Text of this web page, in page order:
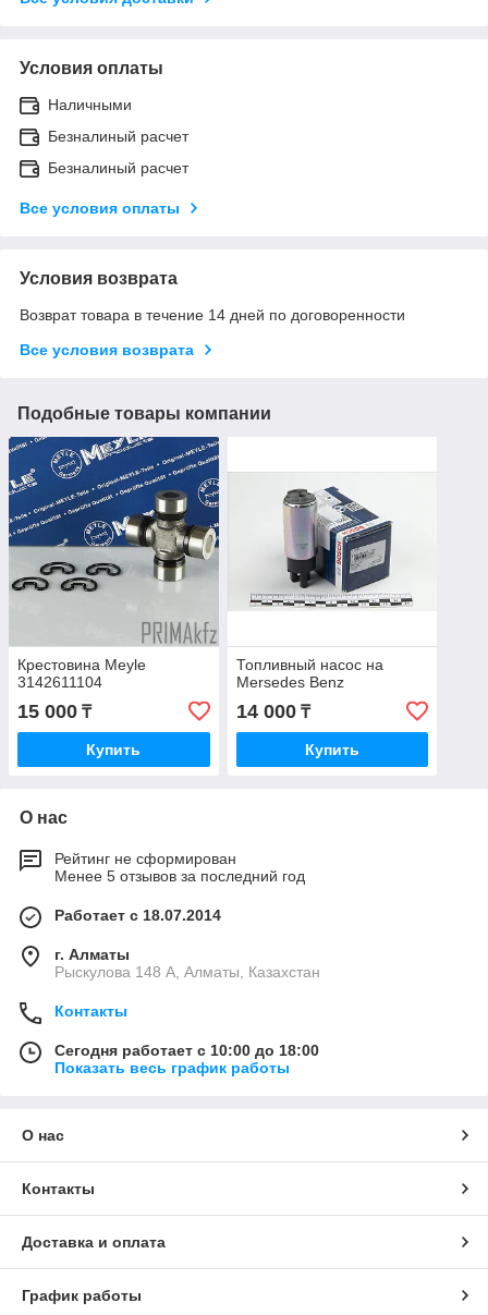
Условия оплаты
Наличными
Безналиный расчет
Безналиный расчет
Все условия оплаты
Условия возврата
Возврат товара в течение 14 дней по договоренности
Все условия возврата
Подобные товары компании
Крестовина Meyle
3142611104
15 000 ₸
Купить
Топливный насос на
Mersedes Benz
14 000₸
Купить
О нас
Рейтинг не сформирован
Менее 5 отзывов за последний год
Работает с 18.07.2014
г. Алматы
Рыскулова 148 A, Алматы, Казахстан
Контакты
Сегодня работает с 10:00 до 18:00
Показать весь график работы
О нас
Контакты
Доставка и оплата
График работы